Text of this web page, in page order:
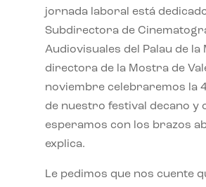
jornada laboral está
Subdirectora de
Audiovisuales del Palau de la
directora de la Mostra de
noviembre celebraremos la
de nuestro festival decano y
esperamos con los brazos
explica.
Le pedimos que nos cuente